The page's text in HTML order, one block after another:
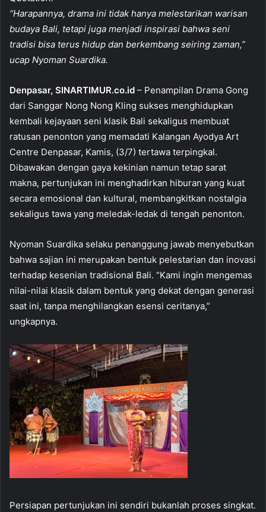
c
e
b
o
o
k
at
s
A
p
p
ai
l
ar
e
“Harapannya, drama ini tidak hanya melestarikan warisan
budaya Bali, tetapi juga menjadi inspirasi bahwa seni
tradisi bisa terus hidup dan berkembang seiring zaman,”
ucap Nyoman Suardika.
Denpasar, SINARTIMUR.co.id – Penampilan Drama Gong
dari Sanggar Nong Nong Kling sukses menghidupkan
kembali kejayaan seni klasik Bali sekaligus membuat
ratusan penonton yang memadati Kalangan Ayodya Art
Centre Denpasar, Kamis, (3/7) tertawa terpingkal.
Dibawakan dengan gaya kekinian namun tetap sarat
makna, pertunjukan ini menghadirkan hiburan yang kuat
secara emosional dan kultural, membangkitkan nostalgia
sekaligus tawa yang meledak-ledak di tengah penonton.
Nyoman Suardika selaku penanggung jawab menyebutkan
bahwa sajian ini merupakan bentuk pelestarian dan inovasi
terhadap kesenian tradisional Bali. “Kami ingin mengemas
nilai-nilai klasik dalam bentuk yang dekat dengan generasi
saat ini, tanpa menghilangkan esensi ceritanya,”
ungkapnya.
Persiapan pertunjukan ini sendiri bukanlah proses singkat.